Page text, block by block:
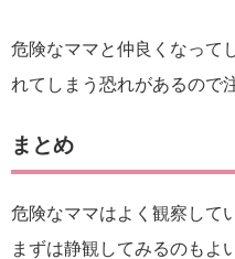
危険なママと仲良くなって
れてしまう恐れがあるので
まとめ
危険なママはよく観察して
まずは静観してみるのもよ